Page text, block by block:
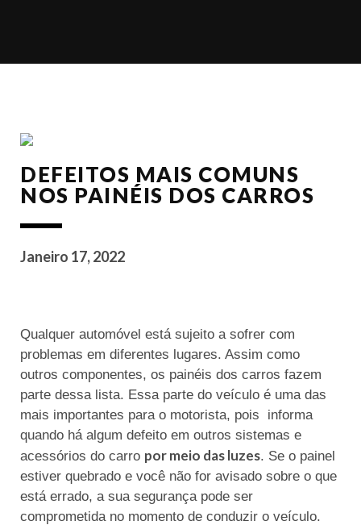
DEFEITOS MAIS COMUNS
NOS PAINÉIS DOS CARROS
Janeiro 17, 2022
Qualquer automóvel está sujeito a sofrer com
problemas em diferentes lugares. Assim como
outros componentes, os painéis dos carros fazem
parte dessa lista. Essa parte do veículo é uma das
mais importantes para o motorista, pois informa
quando há algum defeito em outros sistemas e
acessórios do carro por meio das luzes. Se o painel
estiver quebrado e você não for avisado sobre o que
está errado, a sua segurança pode ser
comprometida no momento de conduzir o veículo.